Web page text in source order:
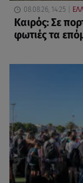
08.08.26, 14:25
Καιρός: Σε
φωτιές τα